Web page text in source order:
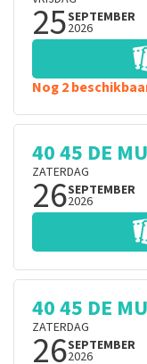
25SEPTEMBER
2026
Nog 2
40 45 DE
ZATERDAG
26SEPTEMBER
2026
40 45 DE
ZATERDAG
26SEPTEMBER
2026